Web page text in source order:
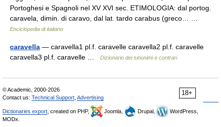
Portoghesi e Spagnoli nel XV XVI sec. ETIMOLOGIA: dal portog.
caravela, dimin. di caravo, dal lat. tardo carabus (greco… …
Enciclopedia di italiano
caravella — caravella1 pl.f. caravelle caravella2 pl.f. caravelle
caravella3 pl.f. caravelle …
Dizionario dei sinonimi e contrari
18+
© Academic, 2000-2026
Contact us: Technical Support Advertising
Dictionaries export , created on PHP, Joomla, Drupal,
WordPress,
MODx.